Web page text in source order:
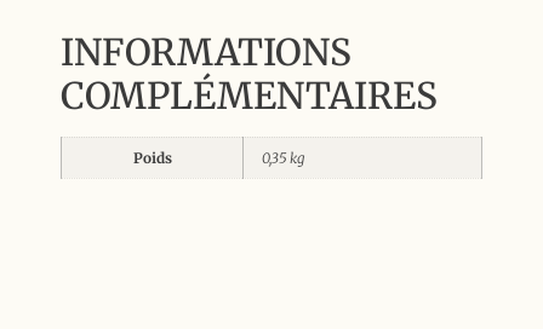
INFORMATIONS
COMPLÉMENTAIRES
Poids 0,35 kg